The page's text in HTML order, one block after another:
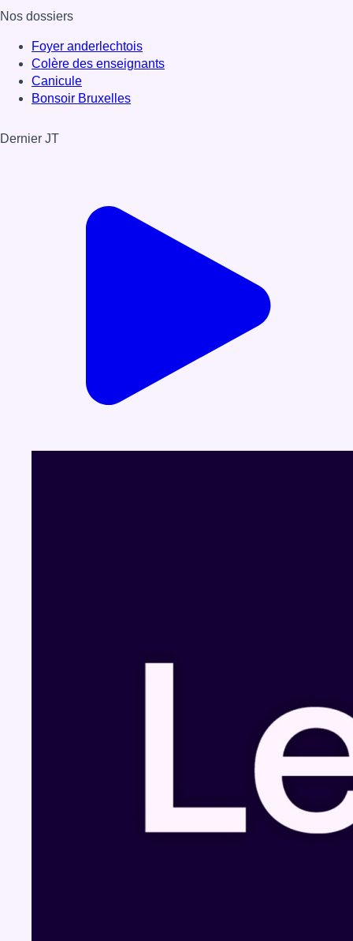
Nos dossiers
Foyer anderlechtois
Colère des enseignants
Canicule
Bonsoir Bruxelles
Dernier JT